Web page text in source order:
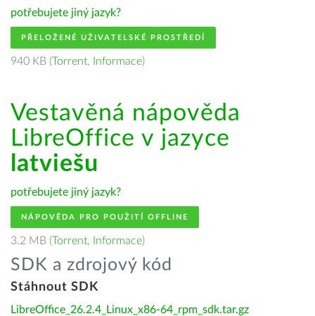
potřebujete jiný jazyk?
PŘELOŽENÉ UŽIVATELSKÉ PROSTŘEDÍ
940 KB (Torrent, Informace)
Vestavěná nápověda
LibreOffice v jazyce
latviešu
potřebujete jiný jazyk?
NÁPOVĚDA PRO POUŽITÍ OFFLINE
3.2 MB (Torrent, Informace)
SDK a zdrojový kód
Stáhnout SDK
LibreOffice_26.2.4_Linux_x86-64_rpm_sdk.tar.gz